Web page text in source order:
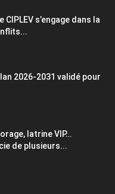
CIPLEV s’engage dans la
2026-2031 validé pour
latrine VIP…
de plusieurs...